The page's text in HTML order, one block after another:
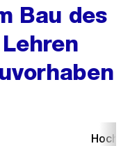
Bau des